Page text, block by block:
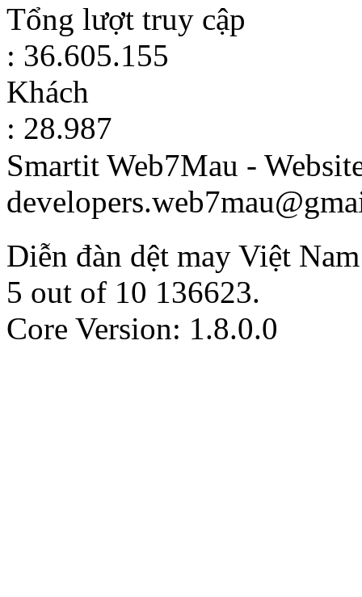
Tổng lượt truy cập
: 36.605.155
Khách
: 28.987
Smartit Web7Mau -
Diễn đàn dệt may Việt
5 out of 10 136623.
Core Version: 1.8.0.0